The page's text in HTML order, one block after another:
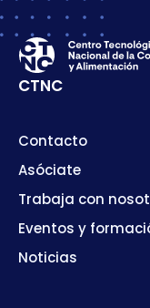
CTNC
Contacto
Asóciate
Trabaja con
Eventos y
Noticias